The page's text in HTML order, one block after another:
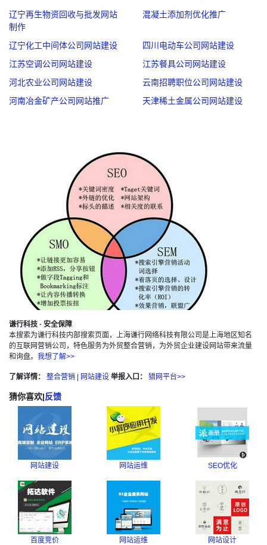
辽宁再生物资回收与批发网站
制作
混凝土添加剂优化推广
辽宁化工中间体公司网站建设
四川电动车公司网站建设
江苏空调公司网站建设
江苏餐具公司网站建设
河北农业公司网站建设
云南招聘职位公司网站建设
河南冶金矿产公司网站推广
天津稀土金属公司网站建设
谦行科技 · 安全保障
本搜索为谦行科技内部搜索页面，上海谦行网络科技有限公司是上海地区知名
的互联网营销公司，特色服务为外贸整合营销，为外贸企业建设网站带来流量
和询盘。 我想了解>>
了解详情： 整合营销 网站建设 举报入口： 猎网平台>>
猜你喜欢|反馈
网站建设 网站运维 SEO优化
百度竞价 网站运维 网站设计